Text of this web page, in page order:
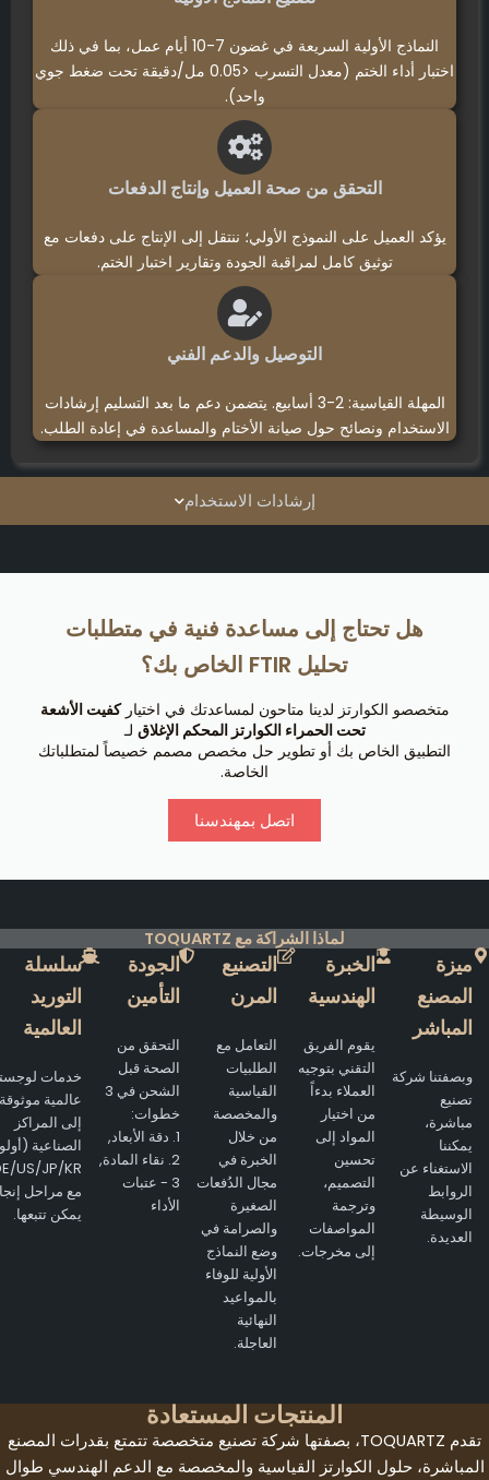
إرشادات الاستخدام
النماذج الأولية السريعة في غضون 7-10 أيام عمل، بما في ذلك
اختبار أداء الختم (معدل التسرب <0.05 مل/دقيقة تحت ضغط جوي
واحد).
التحقق من صحة العميل وإنتاج الدفعات
يؤكد العميل على النموذج الأولي؛ ننتقل إلى الإنتاج على دفعات مع
توثيق كامل لمراقبة الجودة وتقارير اختبار الختم.
التوصيل والدعم الفني
المهلة القياسية: 2-3 أسابيع. يتضمن دعم ما بعد التسليم إرشادات
الاستخدام ونصائح حول صيانة الأختام والمساعدة في إعادة الطلب.
هل تحتاج إلى مساعدة فنية في متطلبات
تحليل FTIR الخاص بك؟
متخصصو الكوارتز لدينا متاحون لمساعدتك في اختياركفيت الأشعة
تحت الحمراء الكوارتز المحكم الإغلاقلـ
التطبيق الخاص بك أو تطوير حل مخصص مصمم خصيصاً لمتطلباتك
الخاصة.
اتصل بمهندسنا
لماذا الشراكة مع TOQUARTZ
ميزة
المصنع
المباشر
وبصفتنا شركة
تصنيع
مباشرة،
يمكننا
الاستغناء عن
الروابط
الوسيطة
العديدة.
الخبرة
الهندسية
يقوم الفريق
التقني بتوجيه
العملاء بدءاً
من اختيار
المواد إلى
تحسين
التصميم،
وترجمة
المواصفات
إلى مخرجات.
التصنيع
المرن
التعامل مع
الطلبيات
القياسية
والمخصصة
من خلال
الخبرة في
مجال الدُفعات
الصغيرة
والصرامة في
وضع النماذج
الأولية للوفاء
بالمواعيد
النهائية
العاجلة.
الجودة
التأمين
التحقق من
الصحة قبل
الشحن في 3
خطوات:
3 - عتبات
الأداء
سلسلة
التوريد
العالمية
خدمات لوجستية
عالمية موثوقة
إلى المراكز
الصناعية (أولوية
DE/US/JP/KR)
مع مراحل إنجاز
يمكن تتبعها.
المنتجات المستعادة
تقدم TOQUARTZ، بصفتها شركة تصنيع متخصصة تتمتع بقدرات المصنع
حلول الكوارتز القياسية والمخصصة مع الدعم الهندسي طوال